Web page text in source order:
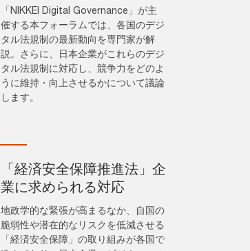
「NIKKEI Digital Governance」が主
催する本フォーラムでは、各国のデジ
タル法規制の最新動向を専門家が解
説。さらに、日本企業がこれらのデジ
タル法規制に対応し、競争力をどのよ
うに維持・向上させるかについて議論
します。
「経済安全保障推進法」企
業に求められる対応
地政学的な緊張が高まるなか、自国の
脆弱性や潜在的なリスクを低減させる
「経済安全保障」の取り組みが各国で